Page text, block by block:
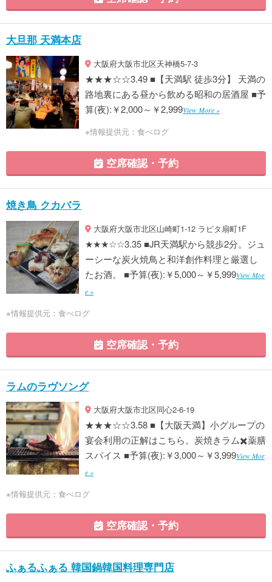
大旦那 天満本店
大阪府大阪市北区天神橋5-7-3
★★★☆☆3.49 ■【天満駅 徒歩3分】 天満の
路地裏にある昼から飲める昭和の居酒屋 ■予
算(夜):￥2,000～￥2,999View More »
※情報提供元：食べログ
空席確認・予約
焼き鳥 クカバラ
大阪府大阪市北区山崎町1-12 ラピタ扇町1F
★★★☆☆3.35 ■JR天満駅から競歩2分。ジュ
ーシーな炭火焼鳥と和洋創作料理と厳選し
たお酒。 ■予算(夜):￥5,000～￥5,999View Mor
e »
※情報提供元：食べログ
空席確認・予約
ラムのラヴソング
大阪府大阪市北区同心2-6-19
★★★☆☆3.58 ■【大阪天満】小グループの
宴会利用の正解はこちら。炭焼きラム✖️薬膳
スパイス ■予算(夜):￥3,000～￥3,999View Mor
e »
※情報提供元：食べログ
空席確認・予約
ふぁるふぁる 韓国鍋韓国料理専門店